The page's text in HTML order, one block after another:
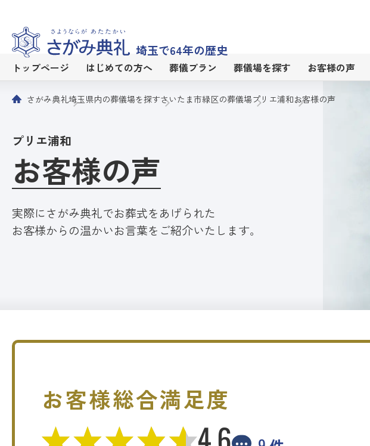
埼玉で64年の歴史
トップページ はじめての方へ 葬儀プラン 葬儀場を探す お客様の声
さがみ典礼埼玉県内の葬儀場を探すさいたま市緑区の葬儀場プリエ浦和お客様の声
プリエ浦和
お客様の声
実際にさがみ典礼でお葬式をあげられた
お客様からの温かいお言葉をご紹介いたします。
お客様総合満足度